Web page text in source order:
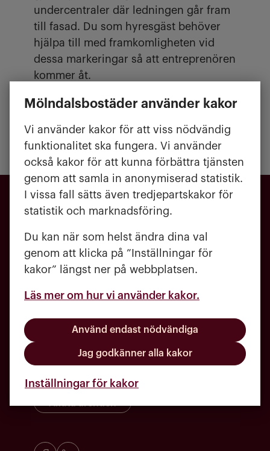
Mölndalsbostäder använder kakor
Vi använder kakor för att viss nödvändig
funktionalitet ska fungera. Vi använder
också kakor för att kunna förbättra tjänsten
genom att samla in anonymiserad statistik.
I vissa fall sätts även tredjepartskakor för
statistik och marknadsföring.
Du kan när som helst ändra dina val
genom att klicka på ”Inställningar för
kakor” längst ner på webbplatsen.
Läs mer om hur vi använder kakor.
Använd endast nödvändiga
Jag godkänner alla kakor
Inställningar för kakor
undercentraler där ledningen går fram
till fasad. Du som hyresgäst behöver
hjälpa till med framkomligheten vid
dessa markeringar så att entreprenören
kommer åt.
Tack för hjälpen!
Publicerad:17 september 2025
Uppdaterad:31 oktober 2025
kundcenter@molndalsbostader.se
Häradsgatan 1, 431 60 Mölndal